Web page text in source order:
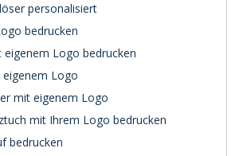
personalisiert
bedrucken
Logo bedrucken
Logo
mit eigenem Logo
mit Ihrem Logo bedrucken
bedrucken